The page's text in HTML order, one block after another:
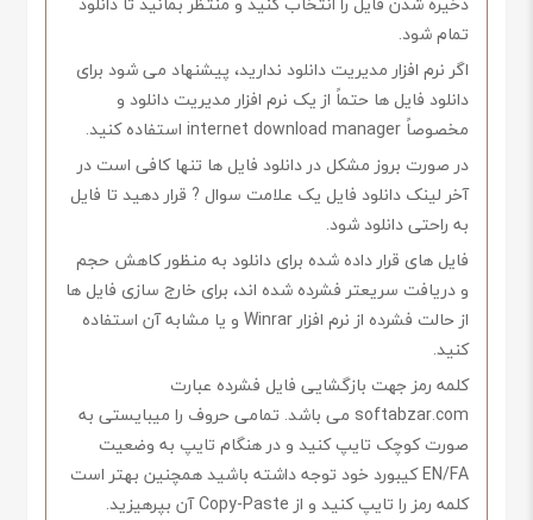
تمام شود.
اگر نرم افزار مدیریت دانلود ندارید، پیشنهاد می شود برای
دانلود فایل ها حتماً از یک نرم افزار مدیریت دانلود و
مخصوصاً internet download manager استفاده کنید.
در صورت بروز مشکل در دانلود فایل ها تنها کافی است در
آخر لینک دانلود فایل یک علامت سوال ? قرار دهید تا فایل
به راحتی دانلود شود.
فایل های قرار داده شده برای دانلود به منظور کاهش حجم
و دریافت سریعتر فشرده شده اند، برای خارج سازی فایل ها
از حالت فشرده از نرم افزار Winrar و یا مشابه آن استفاده
کنید.
کلمه رمز جهت بازگشایی فایل فشرده عبارت
softabzar.com می باشد. تمامی حروف را میبایستی به
صورت کوچک تایپ کنید و در هنگام تایپ به وضعیت
EN/FA کیبورد خود توجه داشته باشید همچنین بهتر است
کلمه رمز را تایپ کنید و از Copy-Paste آن بپرهیزید.